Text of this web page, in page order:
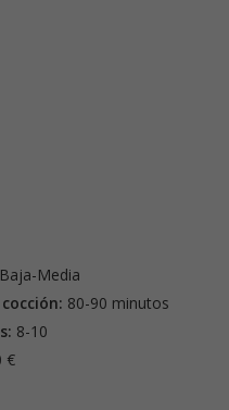
Baja-Media
80-90 minutos
8-10
€